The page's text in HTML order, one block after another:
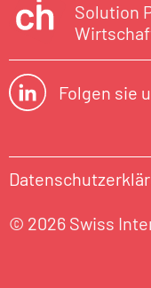
Solution
Folgen sie
© 2026 Swiss